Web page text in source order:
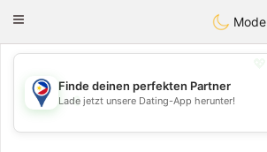
Philippines Chat
Toggle
Mode
💖
💕
Finde deinen perfekten Partner
Lade jetzt unsere Dating-App herunter!